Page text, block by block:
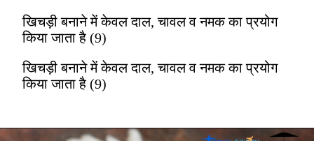
खिचड़ी बनाने में केवल दाल, चावल व नमक का प्रयोग
किया जाता है (9)
खिचड़ी बनाने में केवल दाल, चावल व नमक का प्रयोग
किया जाता है (9)